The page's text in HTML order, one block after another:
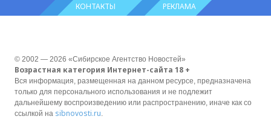
КОНТАКТЫ РЕКЛАМА
© 2002 — 2026 «Сибирское Агентство Новостей»
Возрастная категория Интернет-сайта 18 +
Вся информация, размещенная на данном ресурсе, предназначена
только для персонального использования и не подлежит
дальнейшему воспроизведению или распространению, иначе как со
ссылкой на sibnovosti.ru